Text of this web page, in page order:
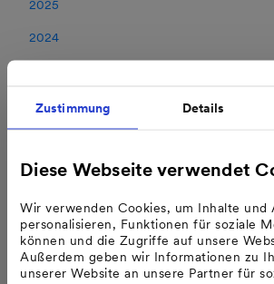
Zustimmung Details
Diese Webseite verwendet
Wir verwenden Cookies, um Inhalte und
personalisieren, Funktionen für soziale
können und die Zugriffe auf unsere
Außerdem geben wir Informationen zu
unserer Website an unsere Partner für
2025
2024
2022
2020
2019
2018
2017